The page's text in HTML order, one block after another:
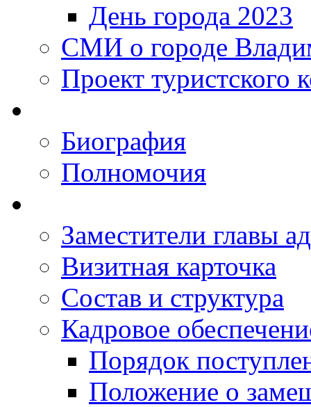
День города 2023
СМИ о городе
Проект туристского
Биография
Полномочия
Заместители главы
Визитная карточка
Состав и структура
Кадровое
Порядок
Положение о